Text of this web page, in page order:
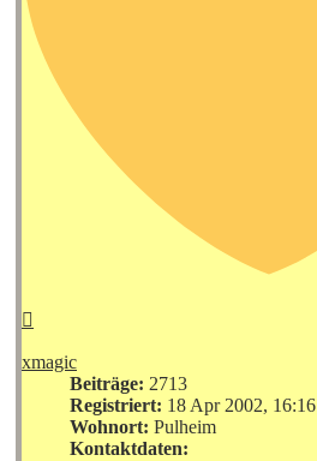
xmagic
Beiträge: 2713
Registriert: 18 Apr 2002, 16:16
Wohnort: Pulheim
Kontaktdaten: